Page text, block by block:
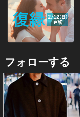
フォローする